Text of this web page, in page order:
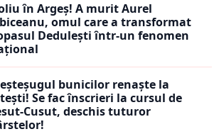
în Argeș! A murit Aurel
omul care a transformat
Dedulești într-un fenomen
bunicilor renaște la
Se fac înscrieri la cursul de
Cusut, deschis tuturor